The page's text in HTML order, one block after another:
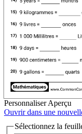
Personnaliser Aperçu
Ouvrir dans une
Sélectionnez la